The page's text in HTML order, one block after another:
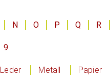
N O P Q R
9
Leder Metall Papier